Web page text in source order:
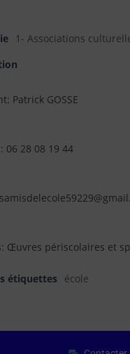
1- Associations
Patrick GOSSE
06 28 08 19 44
Œuvres périscolaires et
étiquettes école